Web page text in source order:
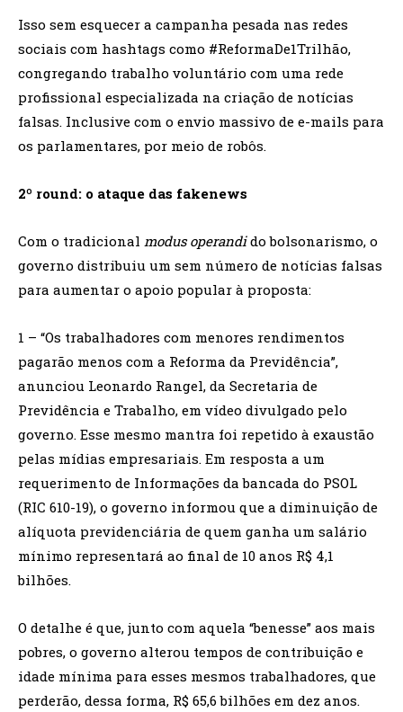
Isso sem esquecer a campanha pesada nas redes
sociais com hashtags como #ReformaDe1Trilhão,
congregando trabalho voluntário com uma rede
profissional especializada na criação de notícias
falsas. Inclusive com o envio massivo de e-mails para
os parlamentares, por meio de robôs.
2º round: o ataque das fakenews
Com o tradicional modus operandido bolsonarismo, o
governo distribuiu um sem número de notícias falsas
para aumentar o apoio popular à proposta:
1 – “Os trabalhadores com menores rendimentos
pagarão menos com a Reforma da Previdência”,
anunciou Leonardo Rangel, da Secretaria de
Previdência e Trabalho, em vídeo divulgado pelo
governo. Esse mesmo mantra foi repetido à exaustão
pelas mídias empresariais. Em resposta a um
requerimento de Informações da bancada do PSOL
(RIC 610-19), o governo informou que a diminuição de
alíquota previdenciária de quem ganha um salário
mínimo representará ao final de 10 anos R$ 4,1
bilhões.
O detalhe é que, junto com aquela “benesse” aos mais
pobres, o governo alterou tempos de contribuição e
idade mínima para esses mesmos trabalhadores, que
perderão, dessa forma, R$ 65,6 bilhões em dez anos.